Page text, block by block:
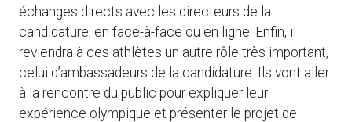
échanges directs avec les directeurs de la
candidature, en face-à-face ou en ligne. Enfin, il
reviendra à ces athlètes un autre rôle très important,
celui d’ambassadeurs de la candidature. Ils vont aller
à la rencontre du public pour expliquer leur
expérience olympique et présenter le projet de